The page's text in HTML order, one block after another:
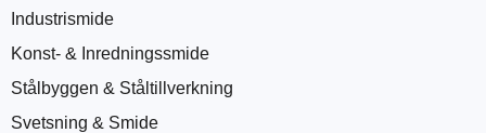
Industrismide
Konst- & Inredningssmide
Stålbyggen & Ståltillverkning
Svetsning & Smide